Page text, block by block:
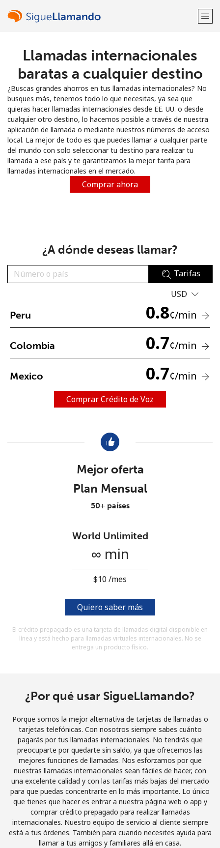
¡Bienvenido!
¿Ya tienes una cuenta?
Regístrate con
o
No se ha creado una contraseña
Mínimo 8 caracteres
Un caracter especial
Al abrir una cuenta en este sitio web, estoy de acuerdo con
Únete
¡Hola!
Inicia sesión oREGÍSTRATE →
¿Olvidaste tu contraseña? →
o
Continuar con
Llamadas internacionales
baratas a cualquier destino
¿Buscas grandes ahorros en tus llamadas internacionales? No
busques más, tenemos todo lo que necesitas, ya sea que
quieras hacer llamadas internacionales desde EE. UU. o desde
cualquier otro destino, lo hacemos posible a través de nuestra
aplicación de llamada o mediante nuestros números de acceso
local. La mejor de todo es que puedes llamar a cualquier parte
del mundo con solo seleccionar tu destino para realizar tu
llamada a ese país y te garantizamos la mejor tarifa para
llamadas internacionales en el mercado.
Comprar ahora
¿A dónde deseas llamar?
Tarifas
USD
Peru 0.8¢/min
Colombia 0.7¢/min
Mexico 0.7¢/min
Comprar Crédito de Voz
Mejor oferta
Plan Mensual
50+ países
World Unlimited
∞ min
⁦$10⁩ /mes
Quiero saber más
El crédito prepagado es una tarjeta de llamadas digital disponible en
línea y está hecho para llamadas virtuales internacionales. No se
entrega un producto físico.
¿Por qué usar SigueLlamando?
Porque somos la mejor alternativa de tarjetas de llamadas o
tarjetas telefónicas. Con nosotros siempre sabes cuánto
pagarás por tus llamadas internacionales. No tendrás que
preocuparte por quedarte sin saldo, ya que ofrecemos las
mejores funciones de llamadas. Nos esforzamos por que
nuestras llamadas internacionales sean fáciles de hacer, con
una excelente calidad y con las tarifas más bajas del mercado
para que puedas concentrarte en lo más importante. Lo único
que tienes que hacer es entrar a nuestra página web o app y
comprar crédito prepagado para realizar llamadas
internacionales. Nuestro equipo de servicio al cliente siempre
está a tus órdenes. También para cuando necesites ayuda para
llamar a tus amigos y familiares allá en casa.